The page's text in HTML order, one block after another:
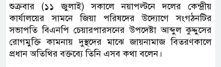
শুক্রবার (১১ জুলাই) সকালে নয়াপল্টনে দলের কেন্দ্রীয়
কার্যালয়ের সামনে জিয়া পরিষদের উদ্যোগে সংগঠনটির
সভাপতি বিএনপি চেয়ারপারসনের উপদেষ্টা আব্দুল কুদ্দুসের
রোগমুক্তি কামনায় দুস্থদের মাঝে জায়নামাজ বিতরণকালে
প্রধান অতিথির বক্তব্যে তিনি এসব কথা বলেন।